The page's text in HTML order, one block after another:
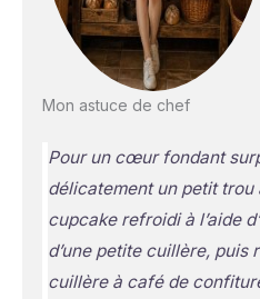
Mon astuce de chef
Pour un cœur fondant
délicatement un petit
cupcake refroidi à l’aide
d’une petite cuillère, puis
cuillère à café de